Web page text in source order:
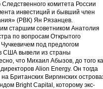
комитета России
инвестиций и бывший член
(РВК) Ян Рязанцев.
старшим советником Анатолия
по вопросам Открытого
под предлогом
США вывели из страны
что Михаил Абызов, до того
Alion Energy. Он тогда
Британских Виргинских
Bright Capital, которому экс-